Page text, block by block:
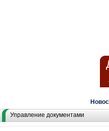
Управление документами